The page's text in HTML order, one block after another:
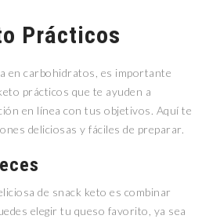
Prácticos
en carbohidratos, es importante
prácticos que te ayuden a
en línea con tus objetivos. Aquí te
deliciosas y fáciles de preparar.
de snack keto es combinar
elegir tu queso favorito, ya sea